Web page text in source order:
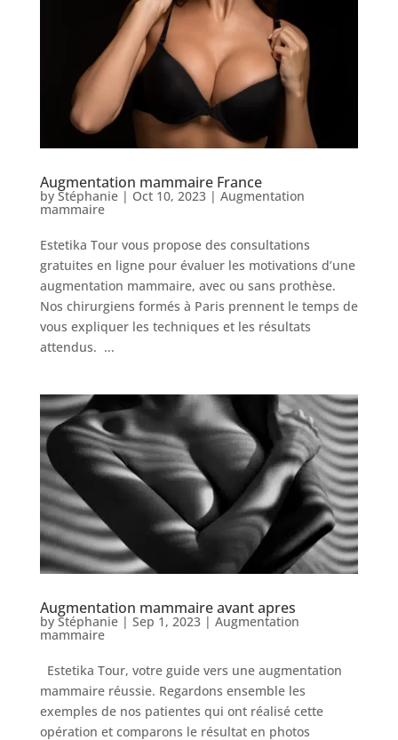
Augmentation mammaire France
by Stéphanie| Oct 10, 2023| Augmentation
mammaire
Estetika Tour vous propose des consultations
gratuites en ligne pour évaluer les motivations d’une
augmentation mammaire, avec ou sans prothèse.
Nos chirurgiens formés à Paris prennent le temps de
vous expliquer les techniques et les résultats
attendus. ...
Augmentation mammaire avant apres
by Stéphanie| Sep 1, 2023| Augmentation
mammaire
Estetika Tour, votre guide vers une augmentation
mammaire réussie. Regardons ensemble les
exemples de nos patientes qui ont réalisé cette
opération et comparons le résultat en photos